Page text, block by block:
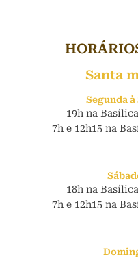
Santa
Segunda à
19h na
7h e 12h15 na
18h na
7h e 12h15 na